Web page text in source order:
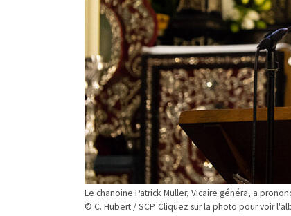
Le chanoine Patrick Muller, Vicaire généra, a
© C. Hubert / SCP. Cliquez sur la photo pour voir